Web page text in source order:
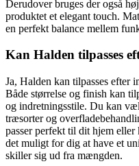
Derudover bruges der også
produktet et elegant touch.
en perfekt balance mellem
Kan Halden tilpasses
Ja, Halden kan tilpasses efter
Både størrelse og finish kan
og indretningsstile. Du kan
træsorter og
passer perfekt til dit hjem
det muligt for dig at have et
skiller sig ud fra mængden.